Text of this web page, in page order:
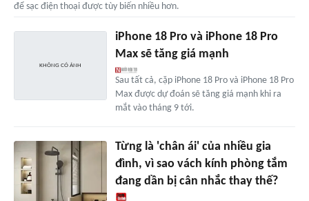
để sạc điện thoại được tùy biến nhiều hơn.
iPhone 18 Pro và iPhone 18 Pro
Max sẽ tăng giá mạnh
Sau tất cả, cặp iPhone 18 Pro và iPhone 18 Pro
Max được dự đoán sẽ tăng giá mạnh khi ra
mắt vào tháng 9 tới.
Từng là 'chân ái' của nhiều gia
đình, vì sao vách kính phòng tắm
đang dần bị cân nhắc thay thế?